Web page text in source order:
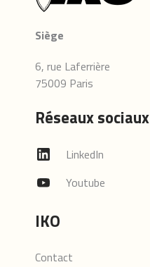
Siège
6, rue Laferrière
75009 Paris
Réseaux sociaux
LinkedIn
Youtube
IKO
Contact